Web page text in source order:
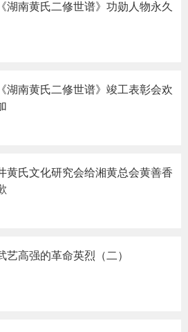
湖南黄氏二修世谱》功勋人物永久
湖南黄氏二修世谱》竣工表彰会欢
黄氏文化研究会给湘黄总会黄善香
艺高强的革命英烈（二）